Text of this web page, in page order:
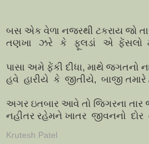
બસ એક વેળા નજરથી ટકરાય જો
તણખા ઝરે કે ફૂલડાં એ ફેંસલો
પાસા અમે ફેંકી દીધા, માથે જગતનો
હવે હારીયે કે જીતીયે, બાજી તમારે
અગર ઇતબાર આવે તો જિગરના તાર
નહીતર રહેમને ખાતર જીવનનો દોર
Krutesh Patel